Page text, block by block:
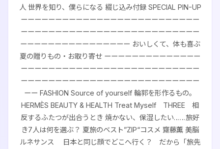
人 世界を知り、僕らになる 綴じ込み付録 SPECIAL PIN-UP
ーーーーーーーーーーーーーーーーーーーーーーーーーー
ーーーーーーーーーーーーーーーーーーーーーーーーーー
ーーーーーーーーーーーーーーーー おいしくて、体も喜ぶ
夏の贈りもの・お取り寄せ ーーーーーーーーーーーーーー
ーーーーーーーーーーーーーーーーーーーーーーーーーー
ーーーーーーーーーーーーーーーーーーーーーーーーーー
ーー FASHION Source of yourself 輪郭を形作るもの。
HERMÈS BEAUTY & HEALTH Treat Myself THREE 相
反するふたつが出合うとき 焼かない、保湿したい……旅好
き7人は何を選ぶ？ 夏旅のベスト”ZIP“コスメ 齋藤薫 美脳
ルネサンス 日本と同じ顔でどこへ行く？ だから「旅先